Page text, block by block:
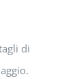
di